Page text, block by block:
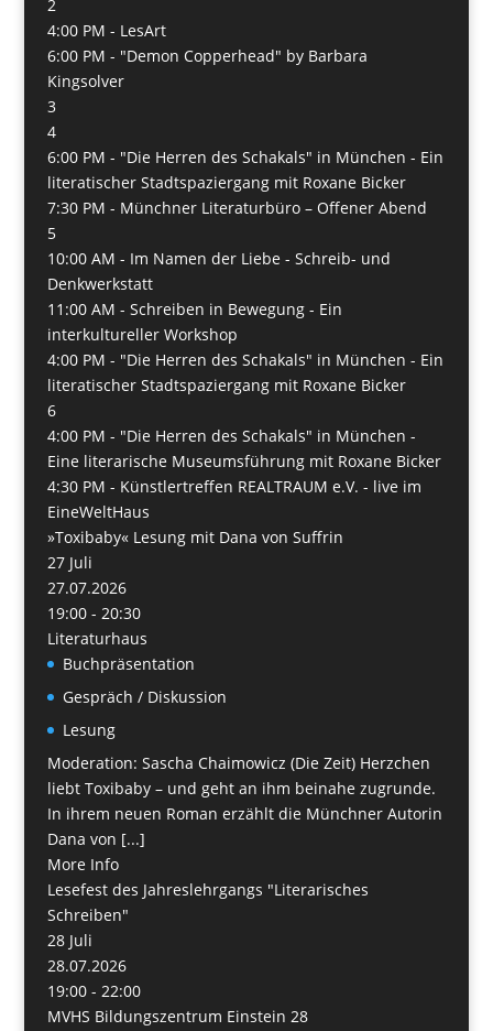
2
4:00 PM - LesArt
6:00 PM - "Demon Copperhead" by Barbara
Kingsolver
3
4
6:00 PM - "Die Herren des Schakals" in München - Ein
literatischer Stadtspaziergang mit Roxane Bicker
7:30 PM - Münchner Literaturbüro – Offener Abend
5
10:00 AM - Im Namen der Liebe - Schreib- und
Denkwerkstatt
11:00 AM - Schreiben in Bewegung - Ein
interkultureller Workshop
4:00 PM - "Die Herren des Schakals" in München - Ein
literatischer Stadtspaziergang mit Roxane Bicker
6
4:00 PM - "Die Herren des Schakals" in München -
Eine literarische Museumsführung mit Roxane Bicker
4:30 PM - Künstlertreffen REALTRAUM e.V. - live im
EineWeltHaus
»Toxibaby« Lesung mit Dana von Suffrin
27 Juli
27.07.2026
19:00 - 20:30
Literaturhaus
Buchpräsentation
Gespräch / Diskussion
Lesung
Moderation: Sascha Chaimowicz (Die Zeit) Herzchen
liebt Toxibaby – und geht an ihm beinahe zugrunde.
In ihrem neuen Roman erzählt die Münchner Autorin
Dana von [...]
More Info
Lesefest des Jahreslehrgangs "Literarisches
Schreiben"
28 Juli
28.07.2026
19:00 - 22:00
MVHS Bildungszentrum Einstein 28